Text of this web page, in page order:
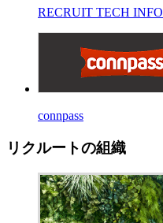
RECRUIT TECH INFO
connpass
リクルートの組織